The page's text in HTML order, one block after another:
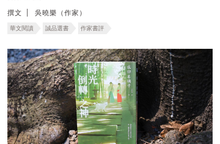
撰文 吳曉樂（作家）
華文閱讀 誠品選書 作家書評